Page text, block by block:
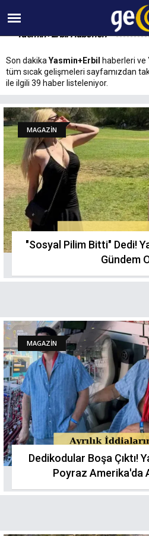
09 AĞUSTOS
Yasmin+Erbil Haberleri
Son dakika Yasmin+Erbil
haberleri ve
tüm sıcak gelişmeleri sayfamızdan
ile ilgili 39 haber listeleniyor.
MAGAZİN
"Sosyal Pilim Bitti" Dedi!
Gündem
MAGAZİN
Dedikodular Boşa Çıktı!
Poyraz Amerika'da